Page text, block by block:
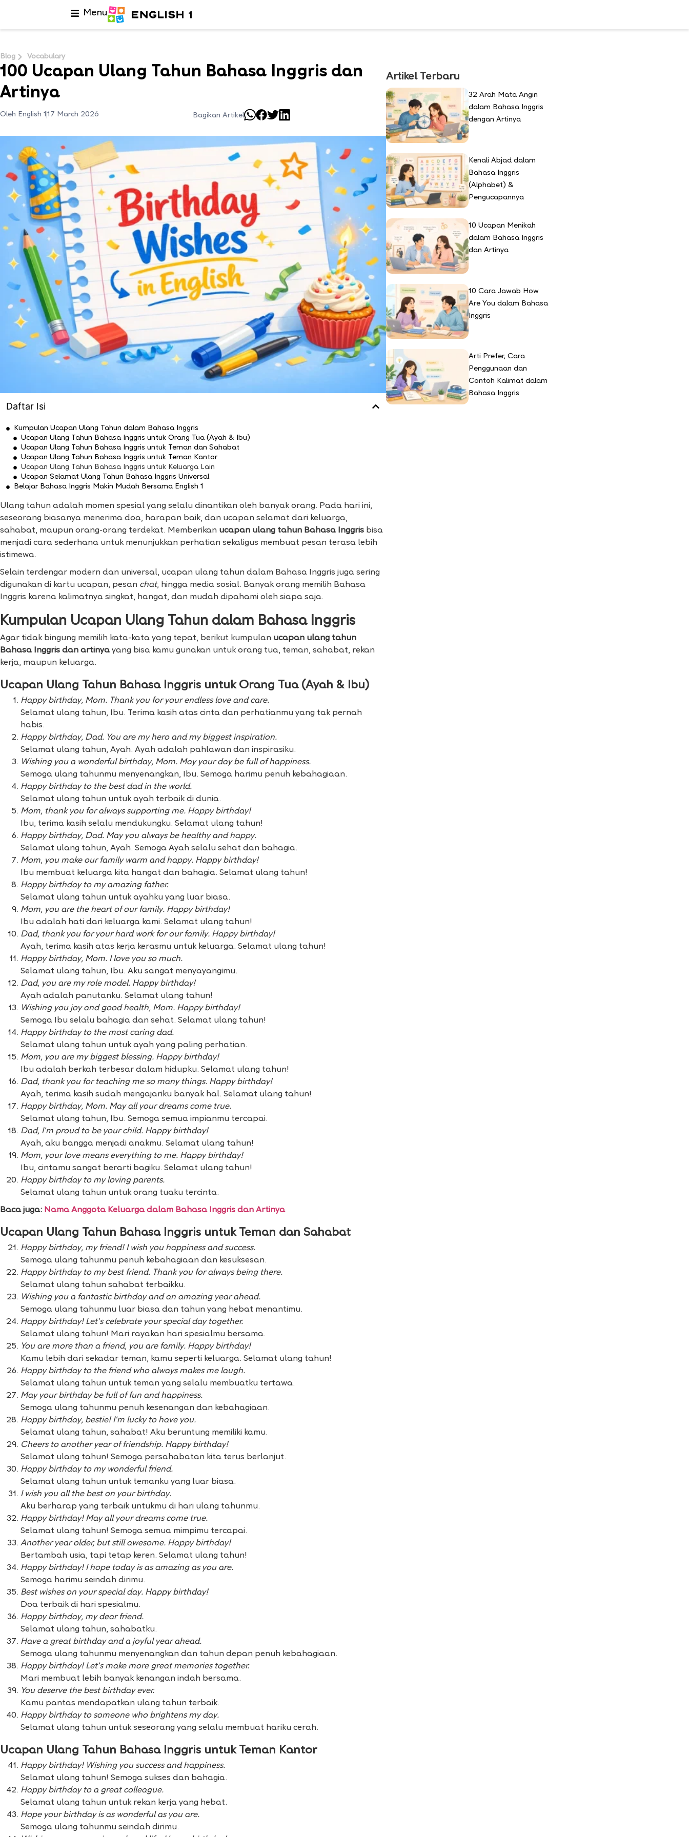
Menu
Blog Vocabulary
100 Ucapan Ulang Tahun Bahasa Inggris dan
Artinya
Oleh English 1 17 March 2026 Bagikan Artikel
Daftar Isi
Kumpulan Ucapan Ulang Tahun dalam Bahasa Inggris
Ucapan Ulang Tahun Bahasa Inggris untuk Orang Tua (Ayah & Ibu)
Ucapan Ulang Tahun Bahasa Inggris untuk Teman dan Sahabat
Ucapan Ulang Tahun Bahasa Inggris untuk Teman Kantor
Ucapan Ulang Tahun Bahasa Inggris untuk Keluarga Lain
Ucapan Selamat Ulang Tahun Bahasa Inggris Universal
Belajar Bahasa Inggris Makin Mudah Bersama English 1
Ulang tahun adalah momen spesial yang selalu dinantikan oleh banyak orang. Pada hari ini,
seseorang biasanya menerima doa, harapan baik, dan ucapan selamat dari keluarga,
sahabat, maupun orang-orang terdekat. Memberikan ucapan ulang tahun Bahasa Inggris bisa
menjadi cara sederhana untuk menunjukkan perhatian sekaligus membuat pesan terasa lebih
istimewa.
Selain terdengar modern dan universal, ucapan ulang tahun dalam Bahasa Inggris juga sering
digunakan di kartu ucapan, pesan chat, hingga media sosial. Banyak orang memilih Bahasa
Inggris karena kalimatnya singkat, hangat, dan mudah dipahami oleh siapa saja.
Kumpulan Ucapan Ulang Tahun dalam Bahasa Inggris
Agar tidak bingung memilih kata-kata yang tepat, berikut kumpulan ucapan ulang tahun
Bahasa Inggris dan artinyayang bisa kamu gunakan untuk orang tua, teman, sahabat, rekan
kerja, maupun keluarga.
Ucapan Ulang Tahun Bahasa Inggris untuk Orang Tua (Ayah & Ibu)
Happy birthday, Mom. Thank you for your endless love and care.
Selamat ulang tahun, Ibu. Terima kasih atas cinta dan perhatianmu yang tak pernah
habis.
Happy birthday, Dad. You are my hero and my biggest inspiration.
Selamat ulang tahun, Ayah. Ayah adalah pahlawan dan inspirasiku.
Wishing you a wonderful birthday, Mom. May your day be full of happiness.
Semoga ulang tahunmu menyenangkan, Ibu. Semoga harimu penuh kebahagiaan.
Happy birthday to the best dad in the world.
Selamat ulang tahun untuk ayah terbaik di dunia.
Mom, thank you for always supporting me. Happy birthday!
Ibu, terima kasih selalu mendukungku. Selamat ulang tahun!
Happy birthday, Dad. May you always be healthy and happy.
Selamat ulang tahun, Ayah. Semoga Ayah selalu sehat dan bahagia.
Mom, you make our family warm and happy. Happy birthday!
Ibu membuat keluarga kita hangat dan bahagia. Selamat ulang tahun!
Happy birthday to my amazing father.
Selamat ulang tahun untuk ayahku yang luar biasa.
Mom, you are the heart of our family. Happy birthday!
Ibu adalah hati dari keluarga kami. Selamat ulang tahun!
Dad, thank you for your hard work for our family. Happy birthday!
Ayah, terima kasih atas kerja kerasmu untuk keluarga. Selamat ulang tahun!
Happy birthday, Mom. I love you so much.
Selamat ulang tahun, Ibu. Aku sangat menyayangimu.
Dad, you are my role model. Happy birthday!
Ayah adalah panutanku. Selamat ulang tahun!
Wishing you joy and good health, Mom. Happy birthday!
Semoga Ibu selalu bahagia dan sehat. Selamat ulang tahun!
Happy birthday to the most caring dad.
Selamat ulang tahun untuk ayah yang paling perhatian.
Mom, you are my biggest blessing. Happy birthday!
Ibu adalah berkah terbesar dalam hidupku. Selamat ulang tahun!
Dad, thank you for teaching me so many things. Happy birthday!
Ayah, terima kasih sudah mengajariku banyak hal. Selamat ulang tahun!
Happy birthday, Mom. May all your dreams come true.
Selamat ulang tahun, Ibu. Semoga semua impianmu tercapai.
Dad, I’m proud to be your child. Happy birthday!
Ayah, aku bangga menjadi anakmu. Selamat ulang tahun!
Mom, your love means everything to me. Happy birthday!
Ibu, cintamu sangat berarti bagiku. Selamat ulang tahun!
Happy birthday to my loving parents.
Selamat ulang tahun untuk orang tuaku tercinta.
Baca juga: Nama Anggota Keluarga dalam Bahasa Inggris dan Artinya
Ucapan Ulang Tahun Bahasa Inggris untuk Teman dan Sahabat
Happy birthday, my friend! I wish you happiness and success.
Semoga ulang tahunmu penuh kebahagiaan dan kesuksesan.
Happy birthday to my best friend. Thank you for always being there.
Selamat ulang tahun sahabat terbaikku.
Wishing you a fantastic birthday and an amazing year ahead.
Semoga ulang tahunmu luar biasa dan tahun yang hebat menantimu.
Happy birthday! Let’s celebrate your special day together.
Selamat ulang tahun! Mari rayakan hari spesialmu bersama.
You are more than a friend, you are family. Happy birthday!
Kamu lebih dari sekadar teman, kamu seperti keluarga. Selamat ulang tahun!
Happy birthday to the friend who always makes me laugh.
Selamat ulang tahun untuk teman yang selalu membuatku tertawa.
May your birthday be full of fun and happiness.
Semoga ulang tahunmu penuh kesenangan dan kebahagiaan.
Happy birthday, bestie! I’m lucky to have you.
Selamat ulang tahun, sahabat! Aku beruntung memiliki kamu.
Cheers to another year of friendship. Happy birthday!
Selamat ulang tahun! Semoga persahabatan kita terus berlanjut.
Happy birthday to my wonderful friend.
Selamat ulang tahun untuk temanku yang luar biasa.
I wish you all the best on your birthday.
Aku berharap yang terbaik untukmu di hari ulang tahunmu.
Happy birthday! May all your dreams come true.
Selamat ulang tahun! Semoga semua mimpimu tercapai.
Another year older, but still awesome. Happy birthday!
Bertambah usia, tapi tetap keren. Selamat ulang tahun!
Happy birthday! I hope today is as amazing as you are.
Semoga harimu seindah dirimu.
Best wishes on your special day. Happy birthday!
Doa terbaik di hari spesialmu.
Happy birthday, my dear friend.
Selamat ulang tahun, sahabatku.
Have a great birthday and a joyful year ahead.
Semoga ulang tahunmu menyenangkan dan tahun depan penuh kebahagiaan.
Happy birthday! Let’s make more great memories together.
Mari membuat lebih banyak kenangan indah bersama.
You deserve the best birthday ever.
Kamu pantas mendapatkan ulang tahun terbaik.
Happy birthday to someone who brightens my day.
Selamat ulang tahun untuk seseorang yang selalu membuat hariku cerah.
Ucapan Ulang Tahun Bahasa Inggris untuk Teman Kantor
Happy birthday! Wishing you success and happiness.
Selamat ulang tahun! Semoga sukses dan bahagia.
Happy birthday to a great colleague.
Selamat ulang tahun untuk rekan kerja yang hebat.
Hope your birthday is as wonderful as you are.
Semoga ulang tahunmu seindah dirimu.
Artikel Terbaru
32 Arah Mata Angin
dalam Bahasa Inggris
dengan Artinya
Kenali Abjad dalam
Bahasa Inggris
(Alphabet) &
Pengucapannya
10 Ucapan Menikah
dalam Bahasa Inggris
dan Artinya
10 Cara Jawab How
Are You dalam Bahasa
Inggris
Arti Prefer, Cara
Penggunaan dan
Contoh Kalimat dalam
Bahasa Inggris